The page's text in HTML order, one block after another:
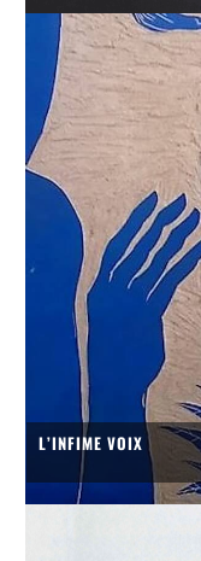
L’INFIME VOIX